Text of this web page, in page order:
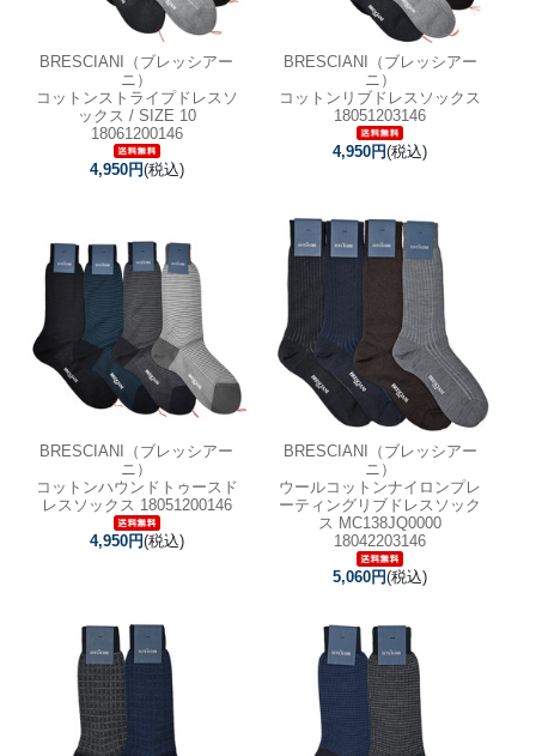
BRESCIANI（ブレッシアー
ニ）
コットンストライプドレスソ
ックス / SIZE 10
18061200146
4,950円(税込)
BRESCIANI（ブレッシアー
ニ）
コットンリブドレスソックス
18051203146
4,950円(税込)
BRESCIANI（ブレッシアー
ニ）
コットンハウンドトゥースド
レスソックス 18051200146
4,950円(税込)
BRESCIANI（ブレッシアー
ニ）
ウールコットンナイロンプレ
ーティングリブドレスソック
ス MC138JQ0000
18042203146
5,060円(税込)